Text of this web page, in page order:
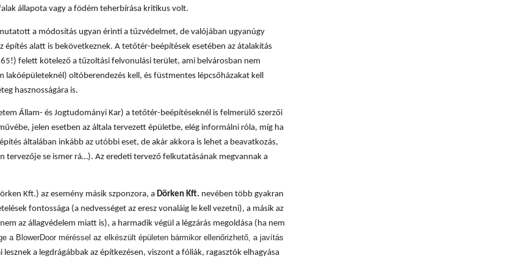
állapota vagy a födém teherbírása kritikus volt.
a módosítás ugyan érinti a tűzvédelmet, de valójában ugyanúgy
alatt is bekövetkeznek. A tetőtér-beépítések esetében az átalakítás
felett kötelező a tűzoltási felvonulási terület, ami belvárosban nem
oltóberendezés kell, és füstmentes lépcsőházakat kell
hasznosságára is.
Állam- és Jogtudományi Kar) a tetőtér-beépítéseknél is felmerülő szerzői
jelen esetben az általa tervezett épületbe, elég informálni róla, míg ha
általában inkább az utóbbi eset, de akár akkora is lehet a beavatkozás,
se ismer rá…). Az eredeti tervező felkutatásának megvannak a
Kft.) az esemény másik szponzora, a Dörken Kft. nevében több gyakran
fontossága (a nedvességet az eresz vonaláig le kell vezetni), a másik az
az állagvédelem miatt is), a harmadik végül a légzárás megoldása (ha nem
a BlowerDoor méréssel az elkészült épületen bármikor ellenőrizhető, a javítás
lesznek a legdrágábbak az építkezésen, viszont a fóliák, ragasztók elhagyása